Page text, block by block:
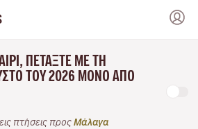
ΠΕΤΆΞΤΕ ΜΕ ΤΗ
ΤΟΥ 2026 ΜΌΝΟ ΑΠΌ
πτήσεις προς Μάλαγα